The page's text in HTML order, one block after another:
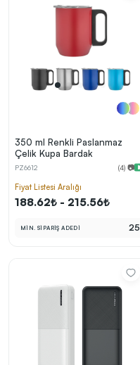
350 ml Renkli Paslanmaz
Çelik Kupa Bardak
PZ6612 (4) 📷
Fiyat Listesi Aralığı
188.62₺ - 215.56₺
MİN. SİPARİŞ ADEDİ 25